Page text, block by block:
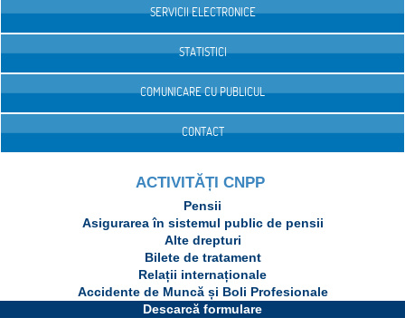
SERVICII ELECTRONICE
STATISTICI
COMUNICARE CU PUBLICUL
CONTACT
ACTIVITĂȚI CNPP
Pensii
Asigurarea în sistemul public de pensii
Alte drepturi
Bilete de tratament
Relații internaționale
Accidente de Muncă și Boli Profesionale
Descarcă formulare